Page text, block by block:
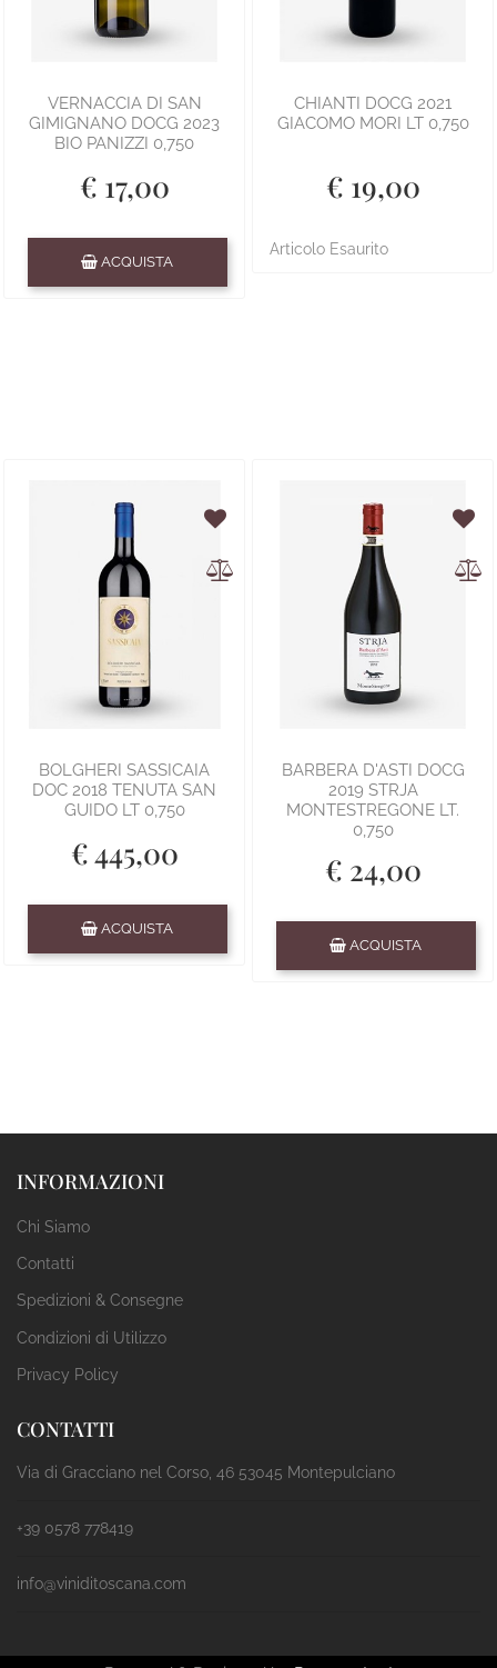
VERNACCIA DI SAN
GIMIGNANO DOCG 2023
BIO PANIZZI 0,750
€ 17,00
ACQUISTA
CHIANTI DOCG 2021
GIACOMO MORI LT 0,750
€ 19,00
Articolo Esaurito
BOLGHERI SASSICAIA
DOC 2018 TENUTA SAN
GUIDO LT 0,750
€ 445,00
ACQUISTA
BARBERA D'ASTI DOCG
2019 STRJA
MONTESTREGONE LT.
0,750
€ 24,00
ACQUISTA
INFORMAZIONI
Chi Siamo
Contatti
Spedizioni & Consegne
Condizioni di Utilizzo
Privacy Policy
CONTATTI
Via di Gracciano nel Corso, 46 53045 Montepulciano
+39 0578 778419
info@viniditoscana.com